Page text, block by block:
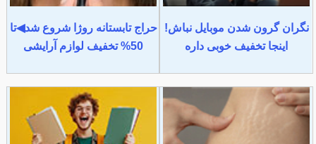
نگران گرون شدن موبایل نباش!
اینجا تخفیف خوبی داره
حراج تابستانه روژا شروع شد◀تا
50% تخفیف لوازم آرایشی